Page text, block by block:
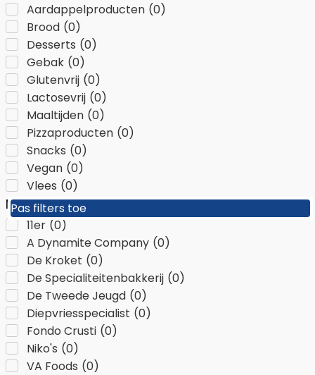
Pas filters toe
Aardappelproducten (0)
Brood (0)
Desserts (0)
Gebak (0)
Glutenvrij (0)
Lactosevrij (0)
Maaltijden (0)
Pizzaproducten (0)
Snacks (0)
Vegan (0)
Vlees (0)
Merken
11er (0)
A Dynamite Company (0)
De Kroket (0)
De Specialiteitenbakkerij (0)
De Tweede Jeugd (0)
Diepvriesspecialist (0)
Fondo Crusti (0)
Niko's (0)
VA Foods (0)
Pas filters toe